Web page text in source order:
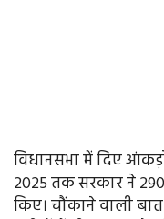
विधानसभा में दिए
2025 तक सरकार ने
किए। चौंकाने वाली